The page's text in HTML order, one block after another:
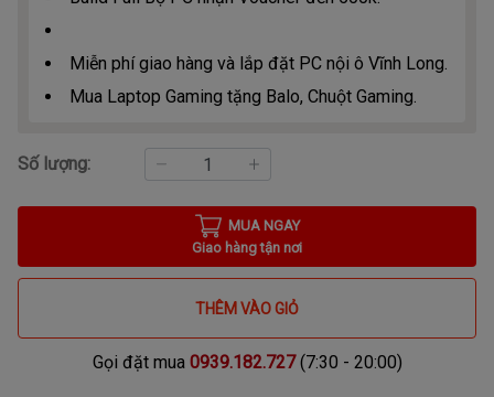
Miễn phí giao hàng và lắp đặt PC nội ô Vĩnh Long.
Mua Laptop Gaming tặng Balo, Chuột Gaming.
Số lượng:
MUA NGAY
Giao hàng tận nơi
THÊM VÀO GIỎ
Gọi đặt mua 0939.182.727(7:30 - 20:00)